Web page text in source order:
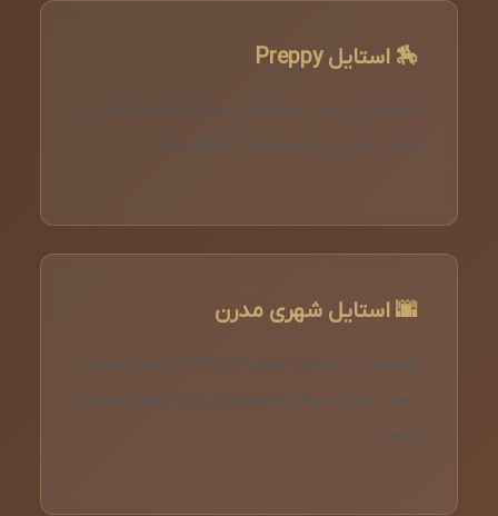
🏇 استایل Preppy
استفاده با پیراهن چهارخانه، سوئترکت‌بافت یقه‌گرد و
کفش برگ برای لوک Ivy League کلاسیک.
🌆 استایل شهری مدرن
پوشیدن با تی‌شرت سفید oversized، کفش اسنیکر
سفید تمیز و عینک آفتابی ریبن برای تلفیق کلاسیک
و مدرن.